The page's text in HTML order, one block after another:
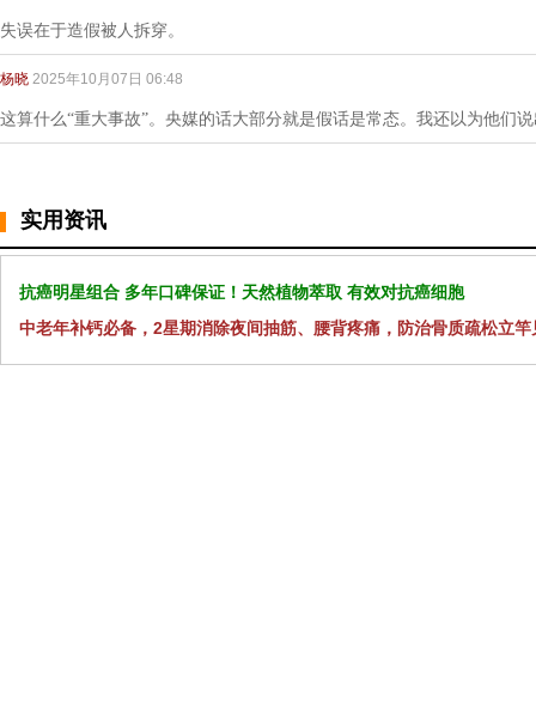
失误在于造假被人拆穿。
杨晓 2025年10月07日 06:48
这算什么“重大事故”。央媒的话大部分就是假话是常态。我还以为他们
实用资讯
抗癌明星组合 多年口碑保证！天然植物萃取 有效对抗癌细胞
中老年补钙必备，2星期消除夜间抽筋、腰背疼痛，防治骨质疏松立竿